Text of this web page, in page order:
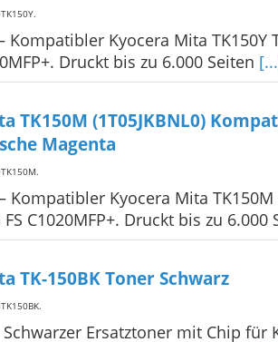
.
– Kompatibler Kyocera Mita
Druckt bis zu 6.000 Seiten
TK150M (1T05JKBNL0)
Magenta
.
– Kompatibler Kyocera Mita
C1020MFP+. Druckt bis zu 6.000
TK-150BK Toner Schwarz
.
Schwarzer Ersatztoner mit Chip für